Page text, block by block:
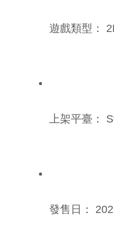
遊戲類型：
上架平臺：
發售日：